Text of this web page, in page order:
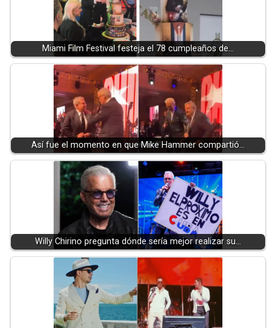
Miami Film Festival festeja el 78 cumpleaños de…
Así fue el momento en que Mike Hammer compartió…
Willy Chirino pregunta dónde sería mejor realizar su…